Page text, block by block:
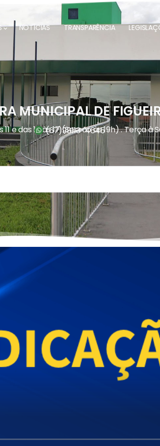
NOTÍCIAS TRANSPARÊNCIA
MUNICIPAL DE
e das 13 às 17 (Sessão às 19h) . Terça à
(67)98113-4645